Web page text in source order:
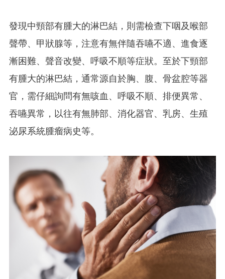
發現中頸部有腫大的淋巴結，則需檢查下咽及喉部
聲帶、甲狀腺等，注意有無伴隨吞嚥不適、進食逐
漸困難、聲音改變、呼吸不順等症狀。至於下頸部
有腫大的淋巴結，通常源自於胸、腹、骨盆腔等器
官，需仔細詢問有無咳血、呼吸不順、排便異常、
吞嚥異常，以往有無肺部、消化器官、乳房、生殖
泌尿系統腫瘤病史等。